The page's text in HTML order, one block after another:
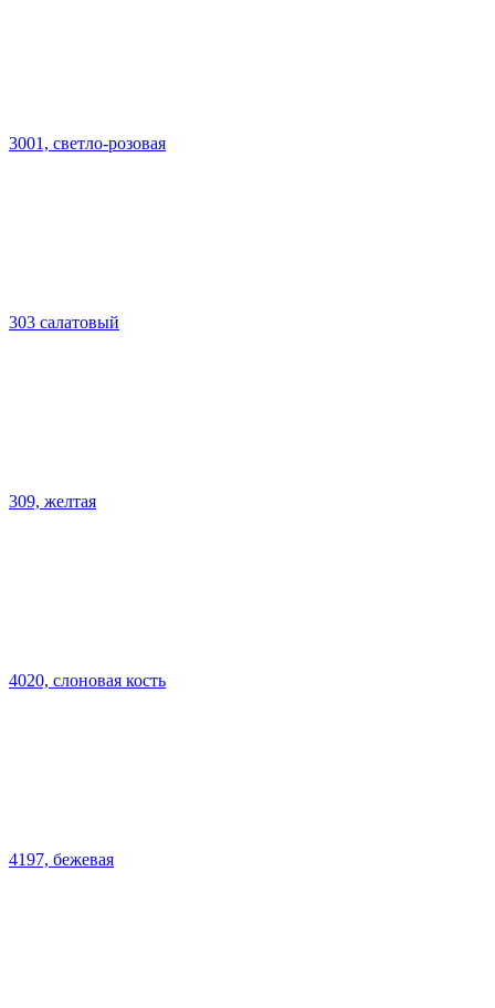
3001, светло-розовая
303 салатовый
309, желтая
4020, слоновая кость
4197, бежевая